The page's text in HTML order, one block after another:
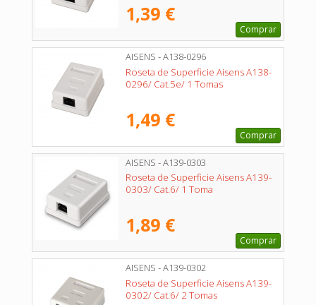
1,39 €
Comprar
AISENS - A138-0296
Roseta de Superficie Aisens A138-
0296/ Cat.5e/ 1 Tomas
1,49 €
Comprar
AISENS - A139-0303
Roseta de Superficie Aisens A139-
0303/ Cat.6/ 1 Toma
1,89 €
Comprar
AISENS - A139-0302
Roseta de Superficie Aisens A139-
0302/ Cat.6/ 2 Tomas